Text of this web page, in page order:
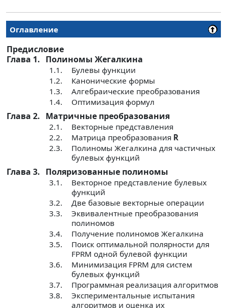
Оглавление
Предисловие
Глава 1. Полиномы Жегалкина
1.1.
Булевы функции
1.2.
Канонические формы
1.3.
Алгебраические преобразования
1.4.
Оптимизация формул
Глава 2. Матричные преобразования
2.1.
Векторные представления
2.2.
Матрица преобразования R
2.3.
Полиномы Жегалкина для частичных
булевых функций
Глава 3. Поляризованные полиномы
3.1.
Векторное представление булевых
функций
3.2.
Две базовые векторные операции
3.3.
Эквивалентные преобразования
полиномов
3.4.
Получение полиномов Жегалкина
3.5.
Поиск оптимальной полярности для
FPRM одной булевой функции
3.6.
Минимизация FPRM для систем
булевых функций
3.7.
Программная реализация алгоритмов
3.8.
Экспериментальные испытания
алгоритмов и оценка их